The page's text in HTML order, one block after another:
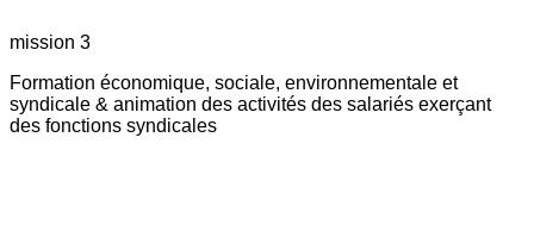
mission 3
Formation économique, sociale, environnementale et
syndicale & animation des activités des salariés exerçant
des fonctions syndicales